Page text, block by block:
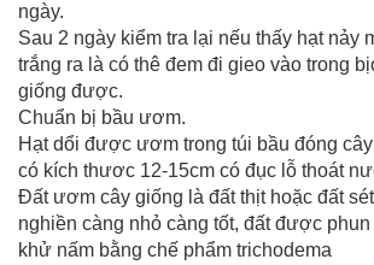
ngày.
Sau 2 ngày kiểm tra lại nếu thấy hạt nảy
trắng ra là có thê đem đi gieo vào trong
giống được.
Chuẩn bị bầu ươm.
Hạt dổi được ươm trong túi bầu đóng
có kích thươc 12-15cm có đục lỗ thoát
Đất ươm cây giống là đất thịt hoặc đất
nghiền càng nhỏ càng tốt, đất được
khử nấm bằng chế phẩm trichodema